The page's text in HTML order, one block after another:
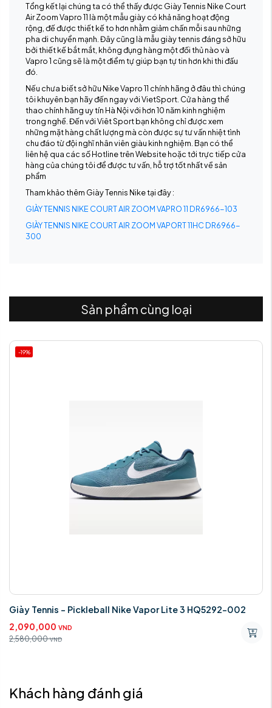
Tổng kết lại chúng ta có thể thấy được Giày Tennis Nike Court
Air Zoom Vapro 11 là một mẫu giày có khả năng hoạt động
rộng, đế được thiết kế to hơn nhằm giảm chấn mỗi sau những
pha di chuyển mạnh. Đây cũng là mẫu giày tennis đáng sở hữu
bởi thiết kế bắt mắt, không đụng hàng một đối thủ nào và
Vapro 1 cũng sẽ là một điểm tự giúp bạn tự tin hơn khi thi đấu
đó.
Nếu chưa biết sở hữu Nike Vapro 11 chính hãng ở đâu thì chúng
tôi khuyên bạn hãy đến ngay với VietSport. Cửa hàng thể
thao chính hãng uy tín Hà Nội với hơn 10 năm kinh nghiệm
trong nghề. Đến với Viêt Sport bạn không chỉ được xem
những mặt hàng chất lượng mà còn được sự tư vấn nhiệt tình
chu đáo từ đội nghĩ nhân viên giàu kinh nghiệm. Bạn có thể
liên hệ qua các số Hotline trên Website hoặc tới trực tiếp cửa
hàng của chúng tôi để được tư vấn, hỗ trợ tốt nhất về sản
phẩm
Tham khảo thêm Giày Tennis Nike tại đây :
GIÀY TENNIS NIKE COURT AIR ZOOM VAPRO 11 DR6966-103
GIÀY TENNIS NIKE COURT AIR ZOOM VAPORT 11HC DR6966-
300
Sản phẩm cùng loại
-19%
Giày Tennis - Pickleball Nike Vapor Lite 3 HQ5292-002
2,090,000 VND
2,580,000 VND
Khách hàng đánh giá